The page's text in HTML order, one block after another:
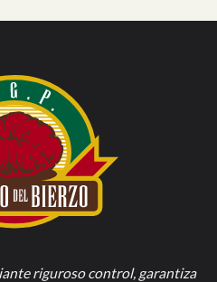
riguroso control, garantiza